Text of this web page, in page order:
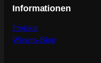
Informationen
Projekte
Wissens-Blog